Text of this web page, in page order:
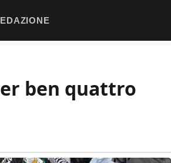
ben quattro